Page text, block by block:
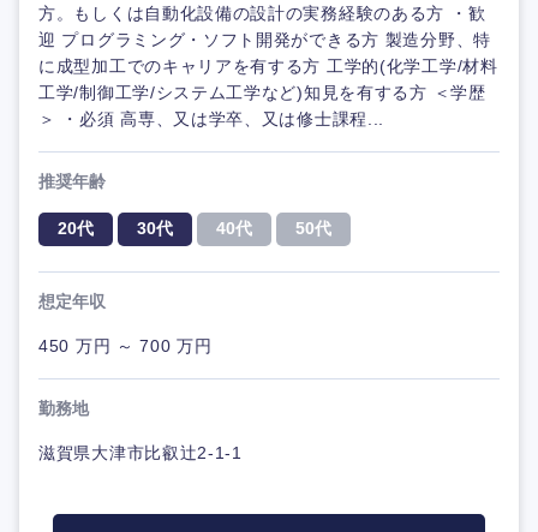
方。もしくは自動化設備の設計の実務経験のある方 ・歓
迎 プログラミング・ソフト開発ができる方 製造分野、特
に成型加工でのキャリアを有する方 工学的(化学工学/材料
工学/制御工学/システム工学など)知見を有する方 ＜学歴
＞ ・必須 高専、又は学卒、又は修士課程...
推奨年齢
20代 30代 40代 50代
想定年収
450 万円 ～ 700 万円
勤務地
滋賀県大津市比叡辻2-1-1